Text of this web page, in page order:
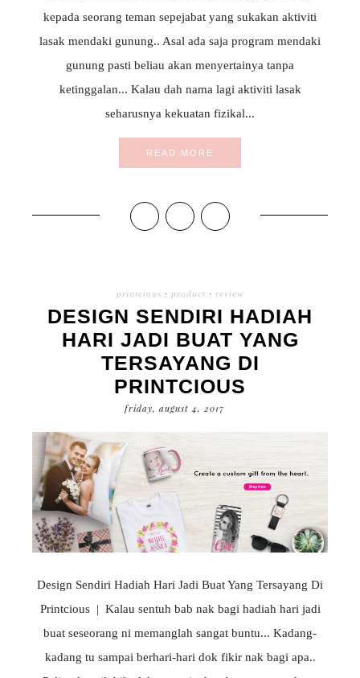
kepada seorang teman sepejabat yang sukakan aktiviti
lasak mendaki gunung.. Asal ada saja program mendaki
gunung pasti beliau akan menyertainya tanpa
ketinggalan... Kalau dah nama lagi aktiviti lasak
seharusnya kekuatan fizikal...
READ MORE
printcious · product · review
DESIGN SENDIRI HADIAH
HARI JADI BUAT YANG
TERSAYANG DI
PRINTCIOUS
friday, august 4, 2017
Design Sendiri Hadiah Hari Jadi Buat Yang Tersayang Di
Printcious | Kalau sentuh bab nak bagi hadiah hari jadi
buat seseorang ni memanglah sangat buntu... Kadang-
kadang tu sampai berhari-hari dok fikir nak bagi apa..